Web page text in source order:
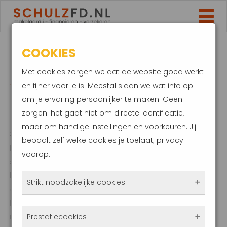
NABESTAANDENPENSIOEN
VERZACHT DALING
INKOMEN
3 oktober 2022
Het inkomen van gehuwden of
samenwonenden kan flink dalen als een van
beide overlijdt. Dit terwijl de kosten
doorgaans niet in dezelfde vaart afnemen.
Een nabestaandenpensioen kan voor de
nodige balans zorgen. Zorg ervoor dat je
COOKIES
Met cookies zorgen we dat de website goed werkt
en fijner voor je is. Meestal slaan we wat info op
om je ervaring persoonlijker te maken. Geen
zorgen: het gaat niet om directe identificatie,
maar om handige instellingen en voorkeuren. Jij
bepaalt zelf welke cookies je toelaat; privacy
voorop.
Strikt noodzakelijke cookies
Prestatiecookies